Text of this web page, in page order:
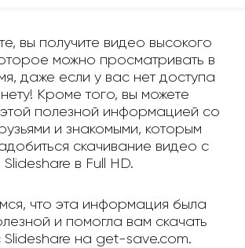
вы получите видео высокого
можно просматривать в
даже если у вас нет доступа
Кроме того, вы можете
этой полезной информацией со
и знакомыми, которым
скачивание видео с
Slideshare в Full HD.
что эта информация была
и помогла вам скачать
Slideshare на get-save.com.